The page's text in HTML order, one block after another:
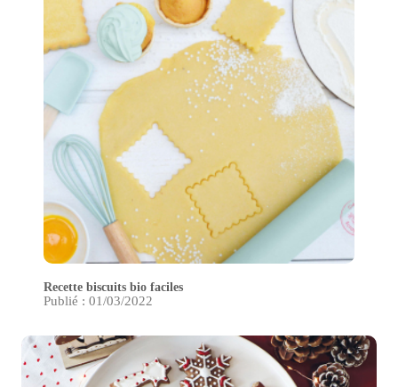
Recette biscuits bio faciles
Publié : 01/03/2022